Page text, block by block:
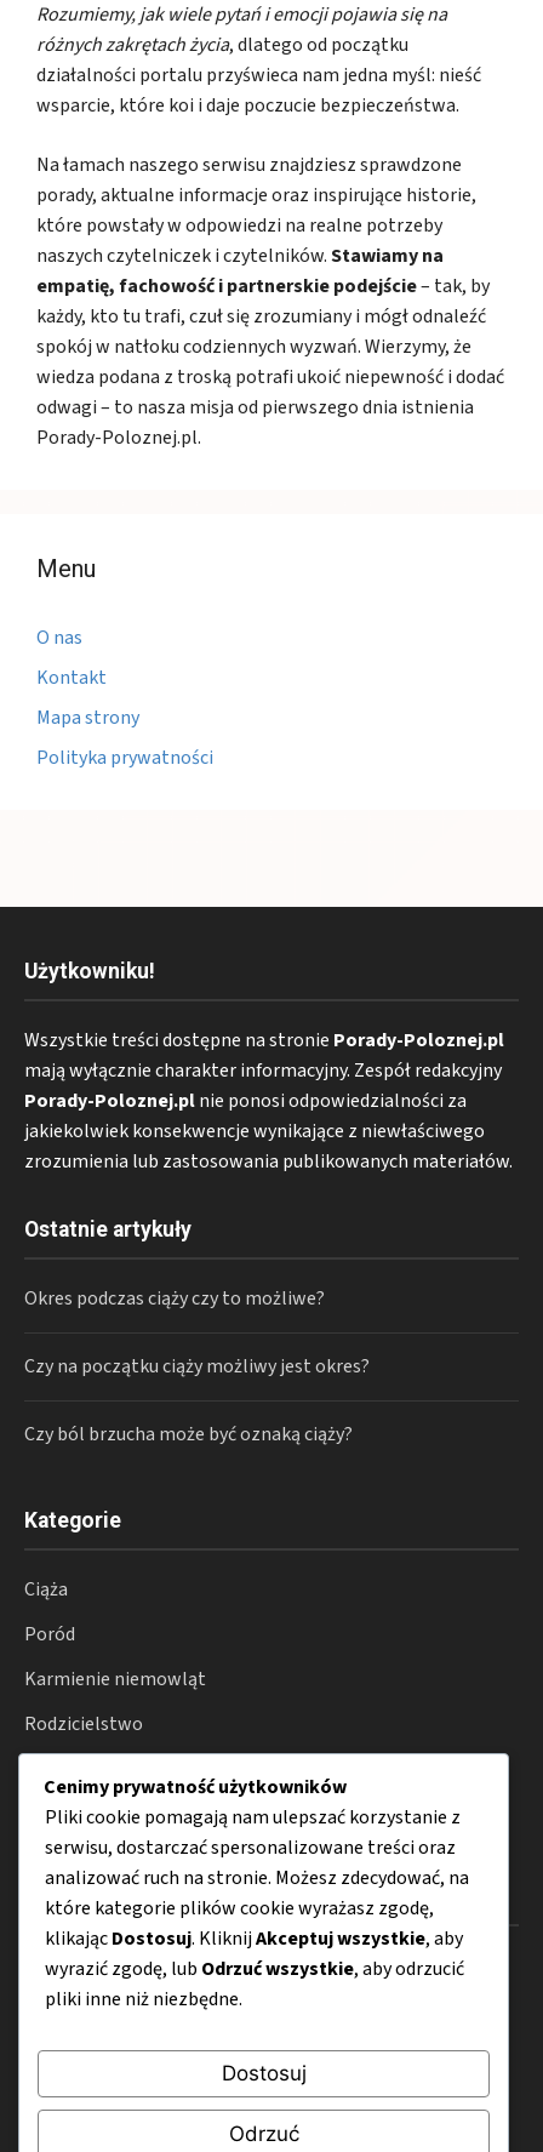
Rozumiemy, jak wiele pytań i emocji pojawia się na
różnych zakrętach życia, dlatego od początku
działalności portalu przyświeca nam jedna myśl: nieść
wsparcie, które koi i daje poczucie bezpieczeństwa.
Na łamach naszego serwisu znajdziesz sprawdzone
porady, aktualne informacje oraz inspirujące historie,
które powstały w odpowiedzi na realne potrzeby
naszych czytelniczek i czytelników.Stawiamy na
empatię, fachowość i partnerskie podejście– tak, by
każdy, kto tu trafi, czuł się zrozumiany i mógł odnaleźć
spokój w natłoku codziennych wyzwań. Wierzymy, że
wiedza podana z troską potrafi ukoić niepewność i dodać
odwagi – to nasza misja od pierwszego dnia istnienia
Porady-Poloznej.pl.
Menu
O nas
Kontakt
Mapa strony
Polityka prywatności
Użytkowniku!
Wszystkie treści dostępne na stronie Porady-Poloznej.pl
mają wyłącznie charakter informacyjny. Zespół redakcyjny
Porady-Poloznej.plnie ponosi odpowiedzialności za
jakiekolwiek konsekwencje wynikające z niewłaściwego
zrozumienia lub zastosowania publikowanych materiałów.
Ostatnie artykuły
Okres podczas ciąży czy to możliwe?
Czy na początku ciąży możliwy jest okres?
Czy ból brzucha może być oznaką ciąży?
Kategorie
Ciąża
Poród
Karmienie niemowląt
Rodzicielstwo
Porady
Menu
O nas
Kontakt
Mapa strony
Polityka prywatności
Cenimy prywatność użytkowników
Pliki cookie pomagają nam ulepszać korzystanie z
serwisu, dostarczać spersonalizowane treści oraz
analizować ruch na stronie. Możesz zdecydować, na
które kategorie plików cookie wyrażasz zgodę,
klikającDostosuj. KliknijAkceptuj wszystkie, aby
wyrazić zgodę, lub Odrzuć wszystkie, aby odrzucić
pliki inne niż niezbędne.
Dostosuj
Odrzuć